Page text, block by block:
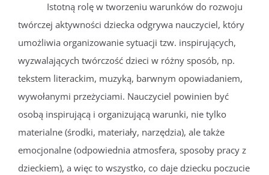
Istotną rolę w tworzeniu warunków do rozwoju
twórczej aktywności dziecka odgrywa nauczyciel, który
umożliwia organizowanie sytuacji tzw. inspirujących,
wyzwalających twórczość dzieci w różny sposób, np.
tekstem literackim, muzyką, barwnym opowiadaniem,
wywołanymi przeżyciami. Nauczyciel powinien być
osobą inspirującą i organizującą warunki, nie tylko
materialne (środki, materiały, narzędzia), ale także
emocjonalne (odpowiednia atmosfera, sposoby pracy z
dzieckiem), a więc to wszystko, co daje dziecku poczucie